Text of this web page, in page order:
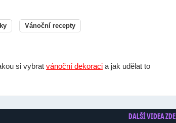
Vánoční recepty
si vybrat vánoční dekoraci a jak udělat to
DALŠÍ VIDEA ZDE